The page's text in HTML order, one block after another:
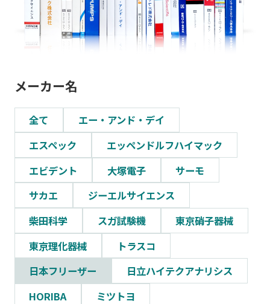
メーカー名
全て
エー・アンド・デイ
エスペック
エッペンドルフハイマック
エビデント
大塚電子
サーモ
サカエ
ジーエルサイエンス
柴田科学
スガ試験機
東京硝子器械
東京理化器械
トラスコ
日本フリーザー
日立ハイテクアナリシス
HORIBA
ミツトヨ